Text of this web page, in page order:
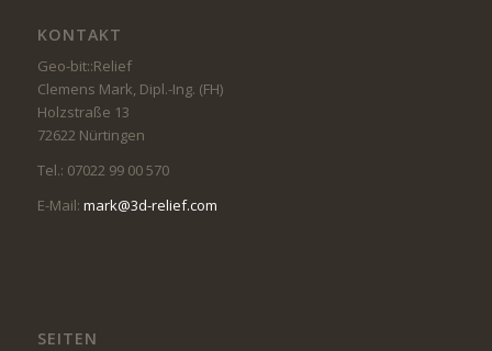
KONTAKT
Geo-bit::Relief
Clemens Mark, Dipl.-Ing. (FH)
Holzstraße 13
72622 Nürtingen
Tel.: 07022 99 00 570
E-Mail: mark@3d-relief.com
SEITEN